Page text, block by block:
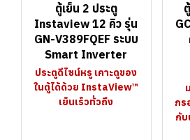
ตู้เย็น 2 ประตู
Instaview 12 คิว รุ่น
GN-V389FQEF ระบบ
Smart Inverter
ประตูดีไซน์หรู เคาะดูของ
ในตู้ได้ด้วย InstaView™
เย็นเร็วทั่วถึง
กร
กับ